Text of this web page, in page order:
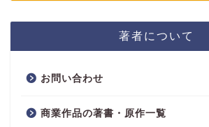
著者について
お問い合わせ
商業作品の著書・原作一覧